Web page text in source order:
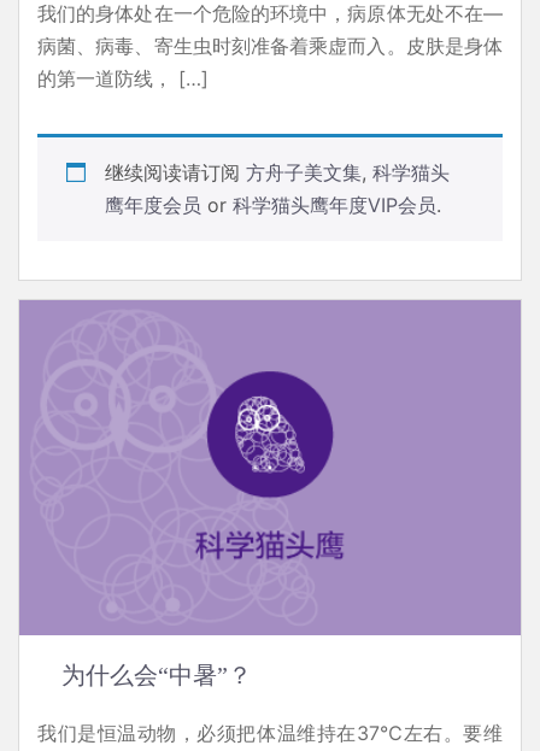
我们的身体处在一个危险的环境中，病原体无处不在—
病菌、病毒、寄生虫时刻准备着乘虚而入。皮肤是身体
的第一道防线， […]
继续阅读请订阅 方舟子美文集, 科学猫头
鹰年度会员 or 科学猫头鹰年度VIP会员.
为什么会“中暑”？
我们是恒温动物，必须把体温维持在37℃左右。要维